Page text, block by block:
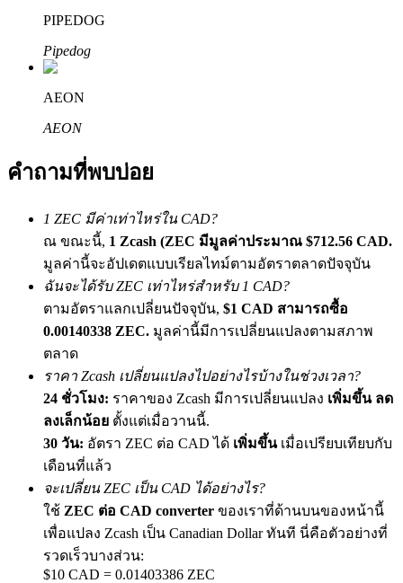
การแนะนำ
BTC Welcome Rewards
BTC Welcome Rewards
Deposit & Trade BTC to Share 25000 USDT prize pool!
Deposit CASHCAT & Win
PIPEDOG
Pipedog
AEON
AEON
คำถามที่พบบ่อย
1 ZEC มีค่าเท่าไหร่ใน CAD?
ณ ขณะนี้, 1 Zcash (ZEC มีมูลค่าประมาณ $712.56 CAD.
มูลค่านี้จะอัปเดตแบบเรียลไทม์ตามอัตราตลาดปัจจุบัน
ฉันจะได้รับ ZEC เท่าไหร่สำหรับ 1 CAD?
ตามอัตราแลกเปลี่ยนปัจจุบัน, $1 CAD สามารถซื้อ
0.00140338 ZEC. มูลค่านี้มีการเปลี่ยนแปลงตามสภาพ
ตลาด
ราคา Zcash เปลี่ยนแปลงไปอย่างไรบ้างในช่วงเวลา?
24 ชั่วโมง: ราคาของ Zcash มีการเปลี่ยนแปลง เพิ่มขึ้น ลด
ลงเล็กน้อย ตั้งแต่เมื่อวานนี้.
30 วัน: อัตรา ZEC ต่อ CAD ได้ เพิ่มขึ้นเมื่อเปรียบเทียบกับ
เดือนที่แล้ว
จะเปลี่ยน ZEC เป็น CAD ได้อย่างไร?
ใช้ ZEC ต่อ CAD converter ของเราที่ด้านบนของหน้านี้
เพื่อแปลง Zcash เป็น Canadian Dollar ทันที นี่คือตัวอย่างที่
รวดเร็วบางส่วน:
$10 CAD = 0.01403386 ZEC